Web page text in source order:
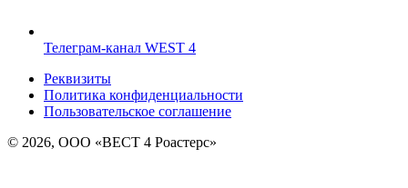
Телеграм-канал WEST 4
Реквизиты
Политика конфиденциальности
Пользовательское соглашение
© 2026, ООО «ВЕСТ 4 Роастерс»